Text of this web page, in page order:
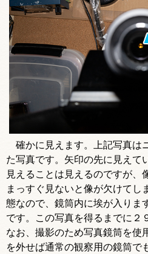
確かに見えます。上記写真は
た写真です。矢印の先に見えて
見えることは見えるのですが、
まっすぐ見ないと像が欠けてし
態なので、鏡筒内に埃が入りま
です。この写真を得るまでに２
なお、撮影のため写真鏡筒を使
を外せば通常の観察用の鏡筒で